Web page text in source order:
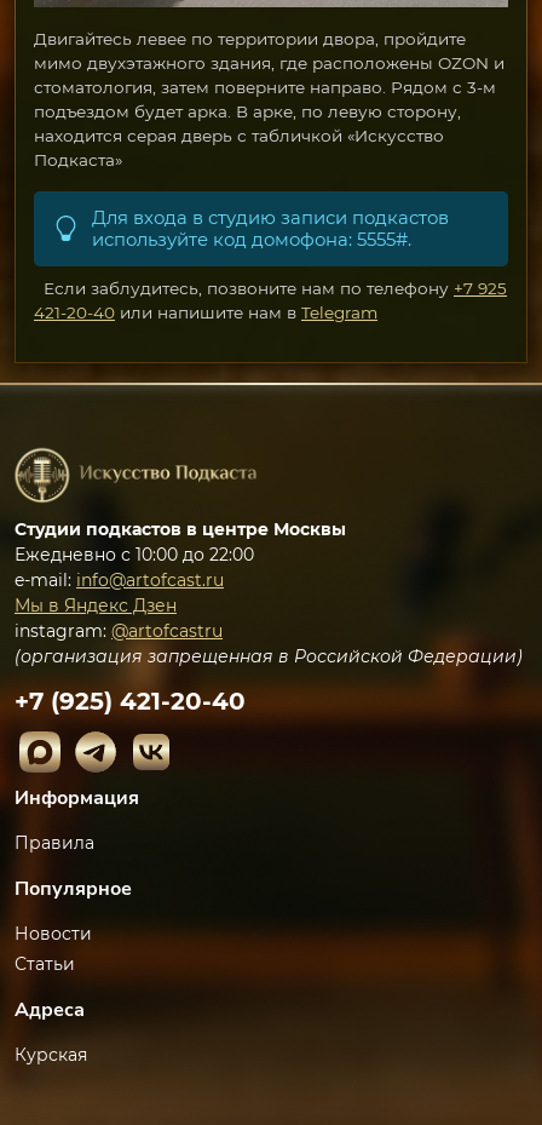
Двигайтесь левее по территории двора, пройдите
мимо двухэтажного здания, где расположены OZON и
стоматология, затем поверните направо. Рядом с 3-м
подъездом будет арка. В арке, по левую сторону,
находится серая дверь с табличкой «Искусство
Подкаста»
Для входа в студию записи подкастов
используйте код домофона: 5555#.
Если заблудитесь, позвоните нам по телефону +7 925
421-20-40 или напишите нам в Telegram
Студии подкастов в центре Москвы
Ежедневно с 10:00 до 22:00
e-mail: info@artofcast.ru
Мы в Яндекс Дзен
instagram: @artofcastru
(организация запрещенная в Российской Федерации)
+7 (925) 421-20-40
Информация
Правила
Популярное
Новости
Статьи
Адреса
Курская